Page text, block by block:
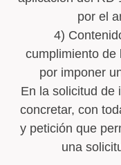
por el
4)
cumplimiento de
por imponer
En la solicitud de
concretar, con
y petición que
una